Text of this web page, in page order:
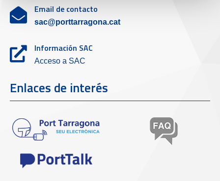
Email de contacto
sac@porttarragona.cat
Información SAC
Acceso a SAC
Enlaces de interés